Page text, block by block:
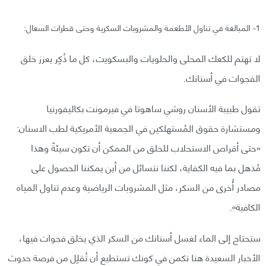
1- المبالغة في تناول الأطعمة والمشروبات السكرية وحتى قطرات السعال:
لا تهتم للكعك المحلى والحلويات والبسكويت، كل ما ذُكِر يعزز خلق
الفجوات في أسنانك.
تقول طبيبة الأسنان روشي ساهوتا في فيرمونت بكاليفورنيا
ومستشارة حقوق المُستهلكين في الجمعية الأمريكية لطب الاسنان:
«حتى أقراص الاستحلاب للحلق من الممكن أن تكون سيئةً وهذا
مُذهل بما فيه الكفاية، لكننا نتسائل من أين يمكننا الحصول على
مصادر أُخرى من السكر، مثل المشروبات الرياضية وعدم تناول المياه
الكافية».
ستحتاج إلى الماء لغسل أسنانك من السكر الذي يخلق فجوات فيها،
الأخبار السعيدة هنا تكمن في كونك تستطيع أن تُقلِل من فرصة حدوث